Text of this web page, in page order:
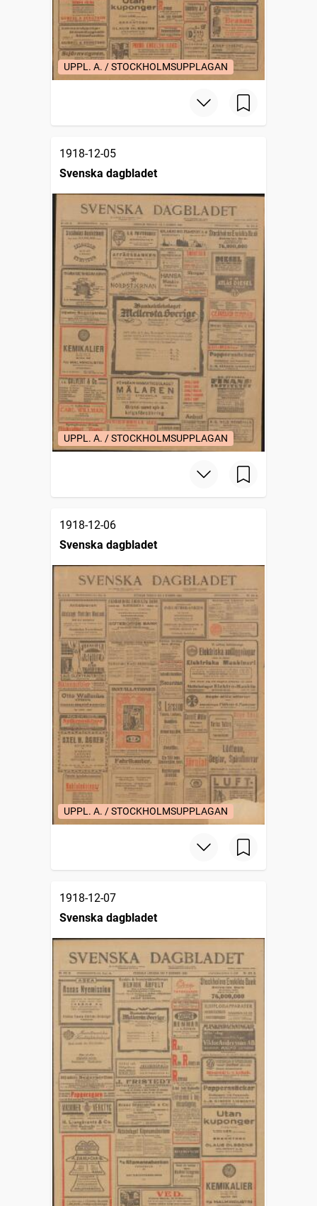
UPPL. A. / STOCKHOLMSUPPLAGAN
1918-12-05
Svenska dagbladet
UPPL. A. / STOCKHOLMSUPPLAGAN
1918-12-06
Svenska dagbladet
UPPL. A. / STOCKHOLMSUPPLAGAN
1918-12-07
Svenska dagbladet